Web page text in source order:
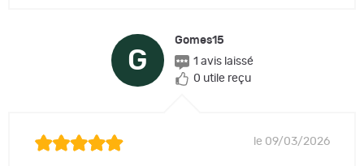
G
Gomes15
1 avis laissé
0 utile reçu
le 09/03/2026